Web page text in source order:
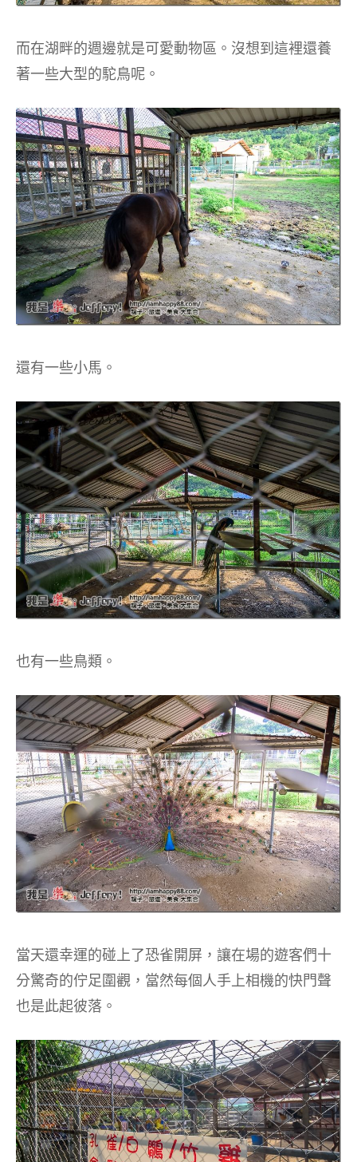
而在湖畔的週邊就是可愛動物區。沒想到這裡還養
著一些大型的駝鳥呢。
還有一些小馬。
也有一些鳥類。
當天還幸運的碰上了恐雀開屏，讓在場的遊客們十
分驚奇的佇足圍觀，當然每個人手上相機的快門聲
也是此起彼落。